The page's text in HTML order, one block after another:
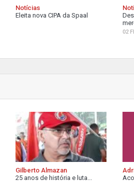
Notícias
Eleita nova CIPA da Spaal
02
Gilberto Almazan
25 anos de história e luta...